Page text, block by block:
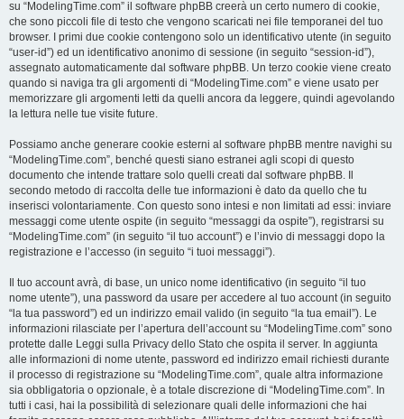
su “ModelingTime.com” il software phpBB creerà un certo numero di cookie,
che sono piccoli file di testo che vengono scaricati nei file temporanei del tuo
browser. I primi due cookie contengono solo un identificativo utente (in seguito
“user-id”) ed un identificativo anonimo di sessione (in seguito “session-id”),
assegnato automaticamente dal software phpBB. Un terzo cookie viene creato
quando si naviga tra gli argomenti di “ModelingTime.com” e viene usato per
memorizzare gli argomenti letti da quelli ancora da leggere, quindi agevolando
la lettura nelle tue visite future.
Possiamo anche generare cookie esterni al software phpBB mentre navighi su
“ModelingTime.com”, benché questi siano estranei agli scopi di questo
documento che intende trattare solo quelli creati dal software phpBB. Il
secondo metodo di raccolta delle tue informazioni è dato da quello che tu
inserisci volontariamente. Con questo sono intesi e non limitati ad essi: inviare
messaggi come utente ospite (in seguito “messaggi da ospite”), registrarsi su
“ModelingTime.com” (in seguito “il tuo account”) e l’invio di messaggi dopo la
registrazione e l’accesso (in seguito “i tuoi messaggi”).
Il tuo account avrà, di base, un unico nome identificativo (in seguito “il tuo
nome utente”), una password da usare per accedere al tuo account (in seguito
“la tua password”) ed un indirizzo email valido (in seguito “la tua email”). Le
informazioni rilasciate per l’apertura dell’account su “ModelingTime.com” sono
protette dalle Leggi sulla Privacy dello Stato che ospita il server. In aggiunta
alle informazioni di nome utente, password ed indirizzo email richiesti durante
il processo di registrazione su “ModelingTime.com”, quale altra informazione
sia obbligatoria o opzionale, è a totale discrezione di “ModelingTime.com”. In
tutti i casi, hai la possibilità di selezionare quali delle informazioni che hai